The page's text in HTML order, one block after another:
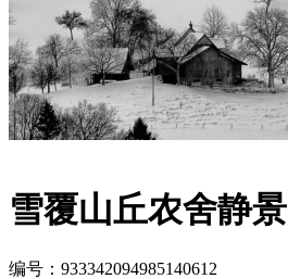
雪覆山丘农舍静景
编号：933342094985140612